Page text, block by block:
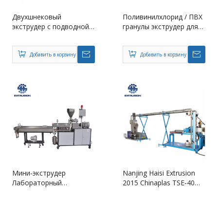
Двухшнековый
экструдер с подводной
Добавить в корзину
Поливинилхлорид / ПВХ
гранулы экструдер для
Добавить в корзину
Мини-экструдер
Лабораторный
Nanjing Haisi Extrusion
2015 Chinaplas TSE-40